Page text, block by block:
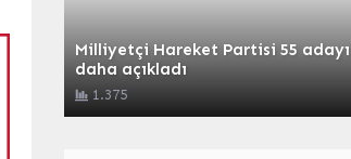
Milliyetçi Hareket Partisi 55 adayı
daha açıkladı
1.375